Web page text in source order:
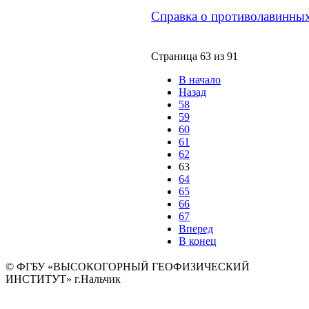
Справка о
Страница 63 из 91
В начало
Назад
58
59
60
61
62
63
64
65
66
67
Вперед
В конец
© ФГБУ «ВЫСОКОГОРНЫЙ ГЕОФИЗИЧЕСКИЙ
ИНСТИТУТ» г.Нальчик